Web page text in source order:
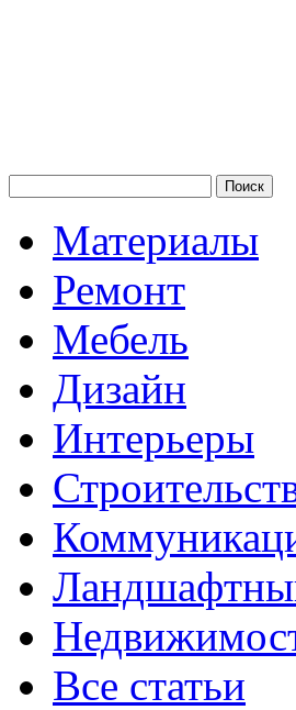
Материалы
Ремонт
Мебель
Дизайн
Интерьеры
Все статьи